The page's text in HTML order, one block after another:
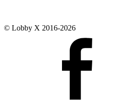
© Lobby X 2016-2026